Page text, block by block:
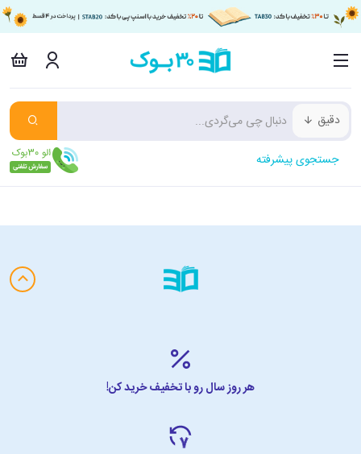
دقیق
جستجوی پیشرفته
هر روز سال رو با تخفیف خرید کن!